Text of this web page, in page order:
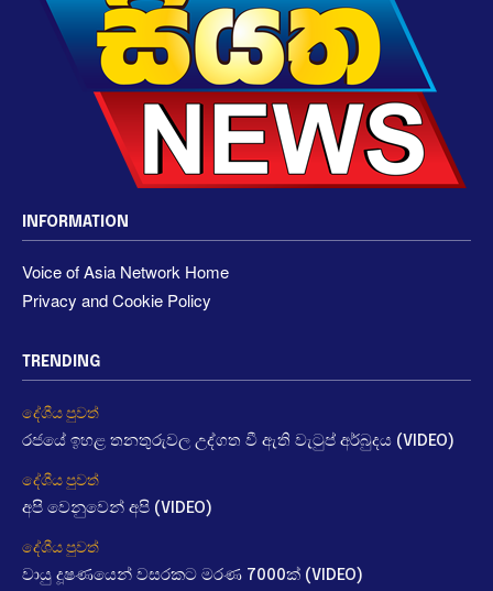
INFORMATION
Voice of Asia Network Home
Privacy and Cookie Policy
TRENDING
දේශීය පුවත්
රජයේ ඉහළ තනතුරුවල උද්ගත වී ඇති වැටුප් අර්බුදය (VIDEO)
දේශීය පුවත්
අපි වෙනුවෙන් අපි (VIDEO)
දේශීය පුවත්
වායු දූෂණයෙන් වසරකට මරණ 7000ක් (VIDEO)